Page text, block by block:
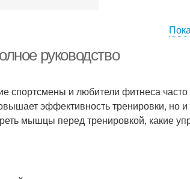
руководство
спортсмены и любители фитнеса часто
эффективность тренировки, но
мышцы перед тренировкой, какие